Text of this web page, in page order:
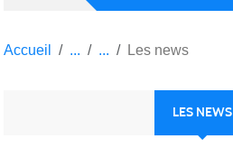
Accueil Les news
LES NEWS